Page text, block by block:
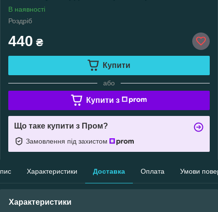
В наявності
Роздріб
440 ₴
Купити
або
Купити з
Що таке купити з Пром?
Замовлення під захистом
Характеристики Доставка Оплата Умови
Характеристики